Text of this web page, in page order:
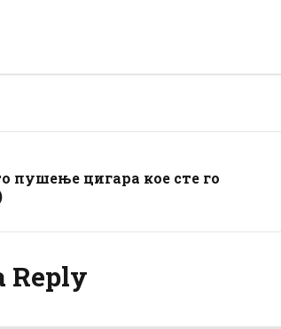
пушење цигара кое сте го
Reply